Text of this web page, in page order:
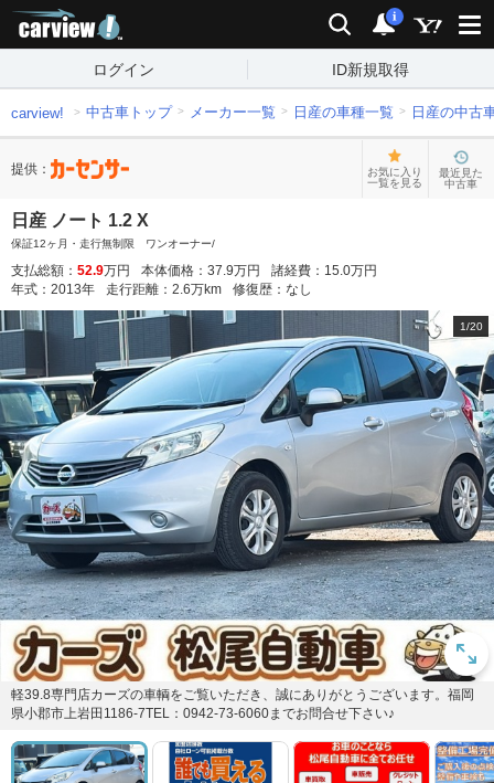
検索 通知
i
ログイン ID新規取得
carview! 中古車トップ メーカー一覧 日産の車種一覧 日産の中古
提供：
お気に入り
一覧を見る
最近見た
中古車
日産 ノート 1.2 X
保証12ヶ月・走行無制限 ワンオーナー/
支払総額： 52.9万円 本体価格： 37.9万円 諸経費： 15.0万円
年式： 2013年 走行距離： 2.6万km 修復歴： なし
1/20
軽39.8専門店カーズの車輌をご覧いただき、誠にありがとうございます。福岡
県小郡市上岩田1186-7TEL：0942-73-6060までお問合せ下さい♪